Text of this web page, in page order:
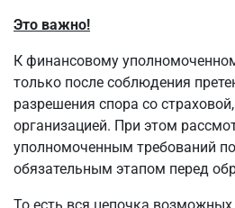
Это важно!
К финансовому
только после соблюдения
разрешения спора со
организацией. При этом
уполномоченным требований
обязательным этапом перед